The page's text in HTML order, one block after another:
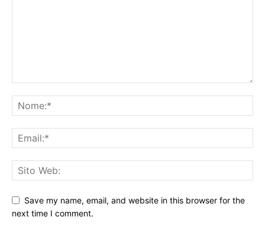
Save my name, email, and website in this browser for the
next time I comment.